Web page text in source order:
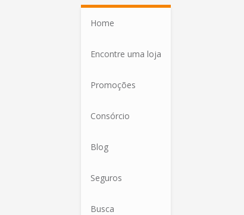
Home
Encontre uma loja
Promoções
Consórcio
Blog
Seguros
Busca